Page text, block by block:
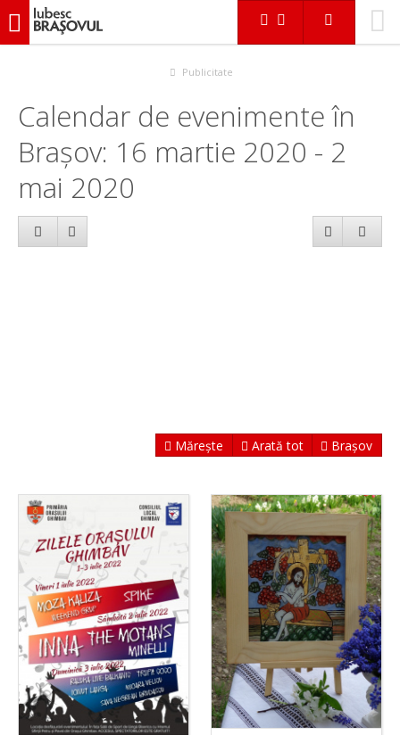
iubescbraşovul.ro
Publicitate
Calendar de evenimente în
Brașov: 16 martie 2020 - 2
mai 2020
Mărește Arată tot Brașov